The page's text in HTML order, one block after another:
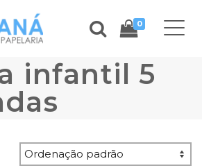
0
infantil 5